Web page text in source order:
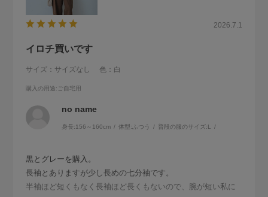
2026.7.1
イロチ買いです
サイズ：サイズなし 色：白
購入の用途:ご自宅用
no name
身長:156～160cm 体型: ふつう 普段の服のサイズ:L
黒とグレーを購入。
長袖とありますが少し長めの七分袖です。
半袖ほど短くもなく長袖ほど長くもないので、腕が短い私に